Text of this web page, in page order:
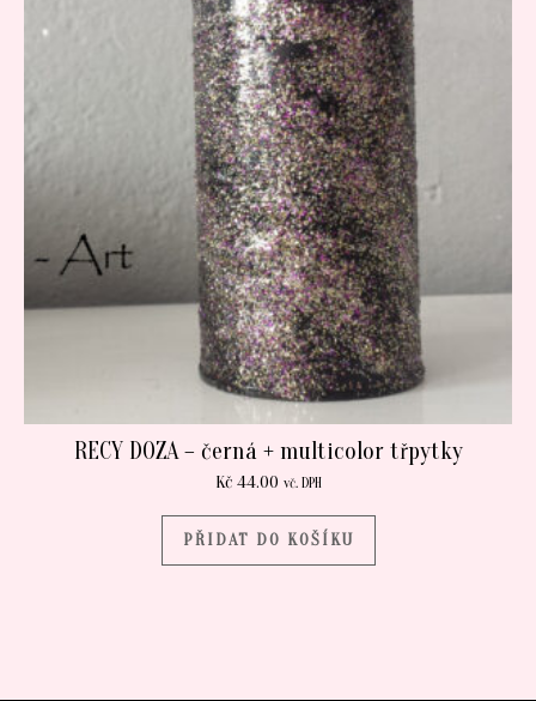
RECY DOZA – černá + multicolor třpytky
Kč44.00 vč. DPH
PŘIDAT DO KOŠÍKU